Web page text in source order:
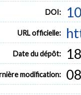
DOI:
URL officielle:
Date du dépôt:
modification: